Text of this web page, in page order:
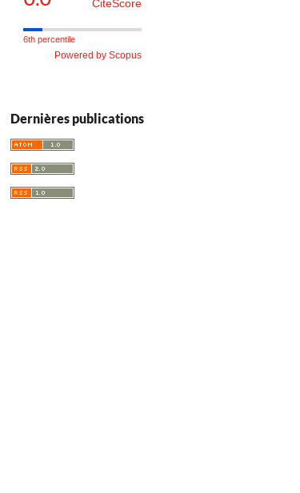
CiteScore
6th percentile
Powered by Scopus
Dernières publications